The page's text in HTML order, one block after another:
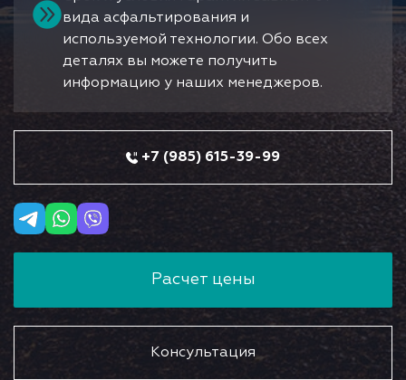
вида асфальтирования и
используемой технологии. Обо всех
деталях вы можете получить
информацию у наших менеджеров.
+7 (985) 615-39-99
Расчет цены
Консультация